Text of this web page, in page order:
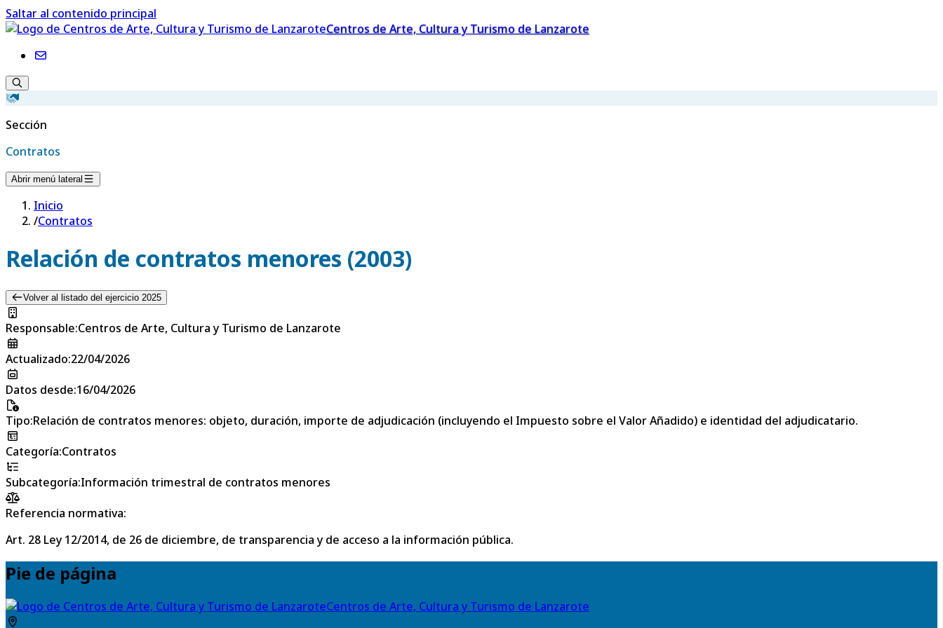
Saltar al contenido principal
Centros de Arte, Cultura y Turismo de Lanzarote
Sección
Contratos
Abrir menú lateral
Inicio
/Contratos
Relación de contratos menores (2003)
Volver al listado del ejercicio 2025
Responsable:Centros de Arte, Cultura y Turismo de Lanzarote
Actualizado:22/04/2026
Datos desde:16/04/2026
Tipo:Relación de contratos menores: objeto, duración, importe de adjudicación (incluyendo el Impuesto sobre el Valor Añadido) e identidad del adjudicatario.
Categoría:Contratos
Subcategoría:Información trimestral de contratos menores
Referencia normativa:
Art. 28 Ley 12/2014, de 26 de diciembre, de transparencia y de acceso a la información pública.
Pie de página
Centros de Arte, Cultura y Turismo de Lanzarote